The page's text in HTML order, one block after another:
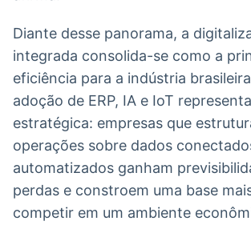
Diante desse panorama, a
integrada consolida-se como a
eficiência para a indústria
adoção de ERP, IA e IoT
estratégica: empresas que
operações sobre dados
automatizados ganham
perdas e constroem uma base
competir em um ambiente